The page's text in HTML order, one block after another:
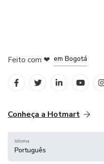
Feito com ❤ em Bogotá
Conheça a Hotmart
Idioma
Português